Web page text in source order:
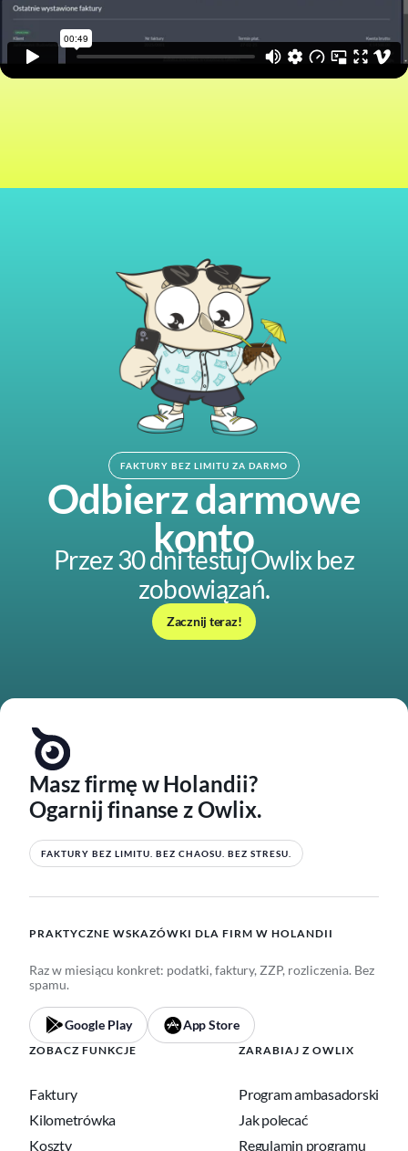
FAKTURY BEZ LIMITU ZA DARMO
Odbierz darmowe
konto
Przez 30 dni testuj Owlix bez
zobowiązań.
Zacznij teraz!
Masz firmę w Holandii?
Ogarnij finanse z Owlix.
FAKTURY BEZ LIMITU. BEZ CHAOSU. BEZ STRESU.
PRAKTYCZNE WSKAZÓWKI DLA FIRM W HOLANDII
Raz w miesiącu konkret: podatki, faktury, ZZP, rozliczenia. Bez
spamu.
Google Play App Store
ZOBACZ FUNKCJE
Faktury
Kilometrówka
Koszty
ZARABIAJ Z OWLIX
Program ambasadorski
Jak polecać
Regulamin programu